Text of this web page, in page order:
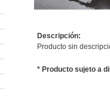
Descripción:
Producto sin
* Producto sujeto a